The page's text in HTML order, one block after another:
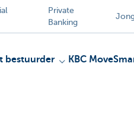
Private
Banking
bestuurder KBC